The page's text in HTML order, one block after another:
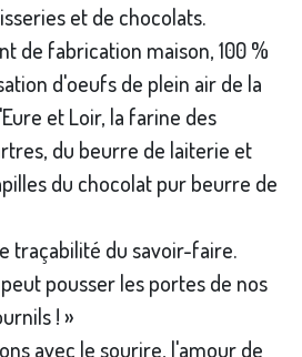
et de chocolats.
de fabrication maison, 100 %
d'oeufs de plein air de la
et Loir, la farine des
du beurre de laiterie et
du chocolat pur beurre de
traçabilité du savoir-faire.
pousser les portes de nos
! »
avec le sourire, l'amour de